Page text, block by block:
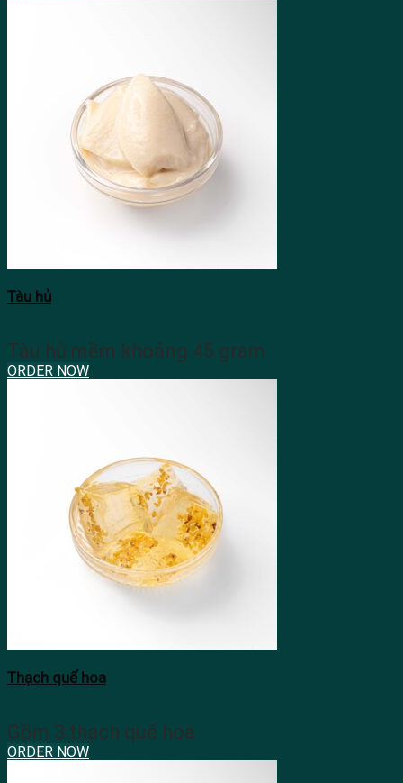
Tàu hủ
Tàu hủ mềm khoảng 45 gram
ORDER NOW
Thạch quế hoa
Gồm 3 thạch quế hoa
ORDER NOW